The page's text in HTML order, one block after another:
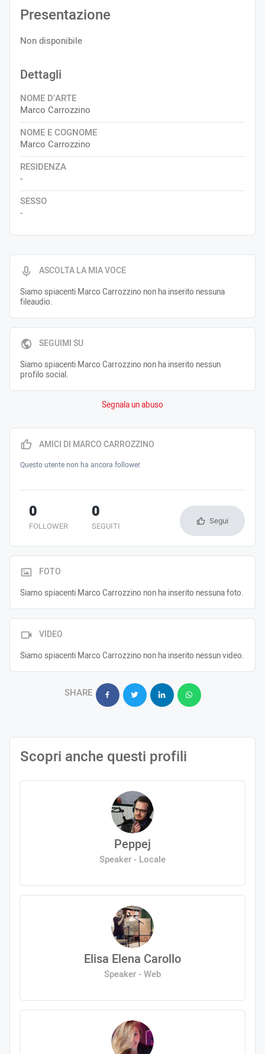
ASCOLTA LA MIA VOCE
Siamo spiacenti Marco Carrozzino non ha inserito nessuna
fileaudio.
SEGUIMI SU
Siamo spiacenti Marco Carrozzino non ha inserito nessun
profilo social.
Segnala un abuso
Presentazione
Non disponibile
Dettagli
NOME D’ARTE
Marco Carrozzino
NOME E COGNOME
Marco Carrozzino
RESIDENZA
-
SESSO
-
AMICI DI MARCO CARROZZINO
Questo utente non ha ancora follower.
FOLLOWER
0
SEGUITI
0 Segui
FOTO
Siamo spiacenti Marco Carrozzino non ha inserito nessuna foto.
VIDEO
Siamo spiacenti Marco Carrozzino non ha inserito nessun video.
SHARE
Scopri anche questi profili
Peppej
Speaker - Locale
Elisa Elena Carollo
Speaker - Web